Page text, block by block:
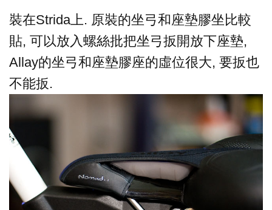
裝在Strida上. 原裝的坐弓和座墊膠坐比較
貼, 可以放入螺絲批把坐弓扳開放下座墊,
Allay的坐弓和座墊膠座的虛位很大, 要扳也
不能扳.